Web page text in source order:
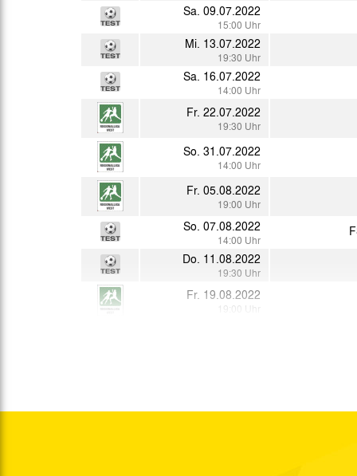
Sa. 09.07.2022
15:00 Uhr
Mi. 13.07.2022
19:30 Uhr
Sa. 16.07.2022
14:00 Uhr
Fr. 22.07.2022
19:30 Uhr
So. 31.07.2022
14:00 Uhr
Fr. 05.08.2022
19:00 Uhr
So. 07.08.2022
14:00 Uhr
Do. 11.08.2022
19:30 Uhr
Fr. 19.08.2022
19:00 Uhr